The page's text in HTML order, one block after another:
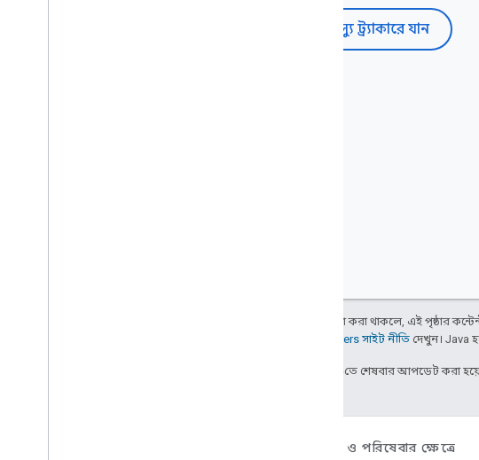
ইস্যু ট্র্যাকারে যান
অন্য কিছু উল্লেখ না করা থাকলে, এই পৃষ্ঠার
Google Developers সাইট নীতি দেখুন। Java
2025-04-25 UTC-তে শেষবার আপডেট করা
অ্যাপ, প্ল্যাটফর্ম ও পরিষেবার ক্ষেত্রে